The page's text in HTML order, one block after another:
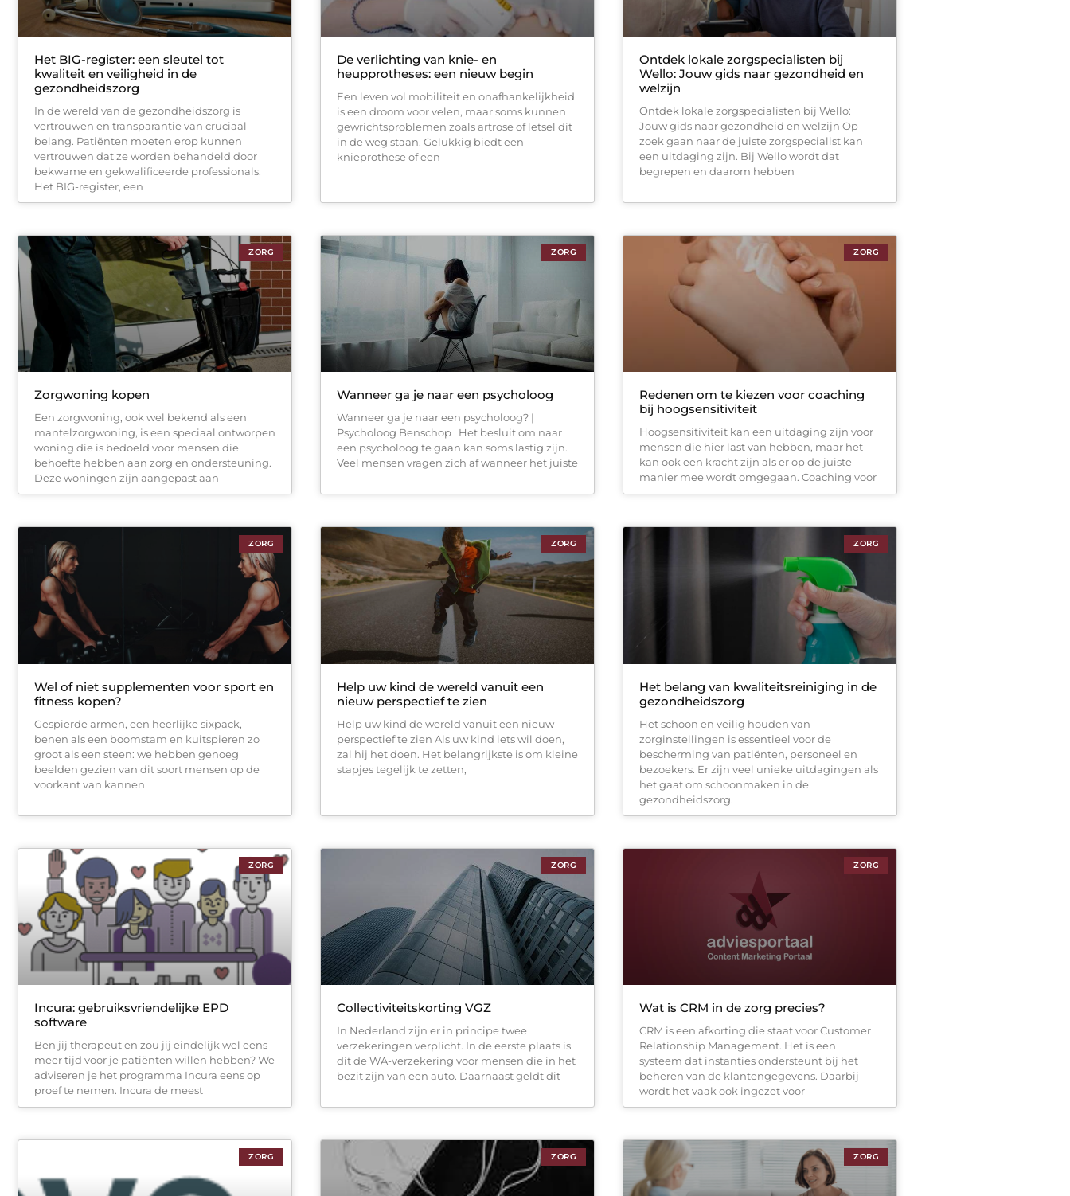
Het BIG-register: een sleutel tot
kwaliteit en veiligheid in de
gezondheidszorg
In de wereld van de gezondheidszorg is
vertrouwen en transparantie van cruciaal
belang. Patiënten moeten erop kunnen
vertrouwen dat ze worden behandeld door
bekwame en gekwalificeerde professionals.
Het BIG-register, een
De verlichting van knie- en
heupprotheses: een nieuw begin
Een leven vol mobiliteit en onafhankelijkheid
is een droom voor velen, maar soms kunnen
gewrichtsproblemen zoals artrose of letsel dit
in de weg staan. Gelukkig biedt een
knieprothese of een
Ontdek lokale zorgspecialisten bij
Wello: Jouw gids naar gezondheid en
welzijn
Ontdek lokale zorgspecialisten bij Wello:
Jouw gids naar gezondheid en welzijn Op
zoek gaan naar de juiste zorgspecialist kan
een uitdaging zijn. Bij Wello wordt dat
begrepen en daarom hebben
ZORG
Zorgwoning kopen
Een zorgwoning, ook wel bekend als een
mantelzorgwoning, is een speciaal ontworpen
woning die is bedoeld voor mensen die
behoefte hebben aan zorg en ondersteuning.
Deze woningen zijn aangepast aan
ZORG
Wanneer ga je naar een psycholoog
Wanneer ga je naar een psycholoog? |
Psycholoog Benschop Het besluit om naar
een psycholoog te gaan kan soms lastig zijn.
Veel mensen vragen zich af wanneer het juiste
ZORG
Redenen om te kiezen voor coaching
bij hoogsensitiviteit
Hoogsensitiviteit kan een uitdaging zijn voor
mensen die hier last van hebben, maar het
kan ook een kracht zijn als er op de juiste
manier mee wordt omgegaan. Coaching voor
ZORG
Wel of niet supplementen voor sport en
fitness kopen?
Gespierde armen, een heerlijke sixpack,
benen als een boomstam en kuitspieren zo
groot als een steen: we hebben genoeg
beelden gezien van dit soort mensen op de
voorkant van kannen
ZORG
Help uw kind de wereld vanuit een
nieuw perspectief te zien
Help uw kind de wereld vanuit een nieuw
perspectief te zien Als uw kind iets wil doen,
zal hij het doen. Het belangrijkste is om kleine
stapjes tegelijk te zetten,
ZORG
Het belang van kwaliteitsreiniging in de
gezondheidszorg
Het schoon en veilig houden van
zorginstellingen is essentieel voor de
bescherming van patiënten, personeel en
bezoekers. Er zijn veel unieke uitdagingen als
het gaat om schoonmaken in de
gezondheidszorg.
ZORG
Incura: gebruiksvriendelijke EPD
software
Ben jij therapeut en zou jij eindelijk wel eens
meer tijd voor je patiënten willen hebben? We
adviseren je het programma Incura eens op
proef te nemen. Incura de meest
ZORG
Collectiviteitskorting VGZ
In Nederland zijn er in principe twee
verzekeringen verplicht. In de eerste plaats is
dit de WA-verzekering voor mensen die in het
bezit zijn van een auto. Daarnaast geldt dit
ZORG
Wat is CRM in de zorg precies?
CRM is een afkorting die staat voor Customer
Relationship Management. Het is een
systeem dat instanties ondersteunt bij het
beheren van de klantengegevens. Daarbij
wordt het vaak ook ingezet voor
ZORG ZORG ZORG